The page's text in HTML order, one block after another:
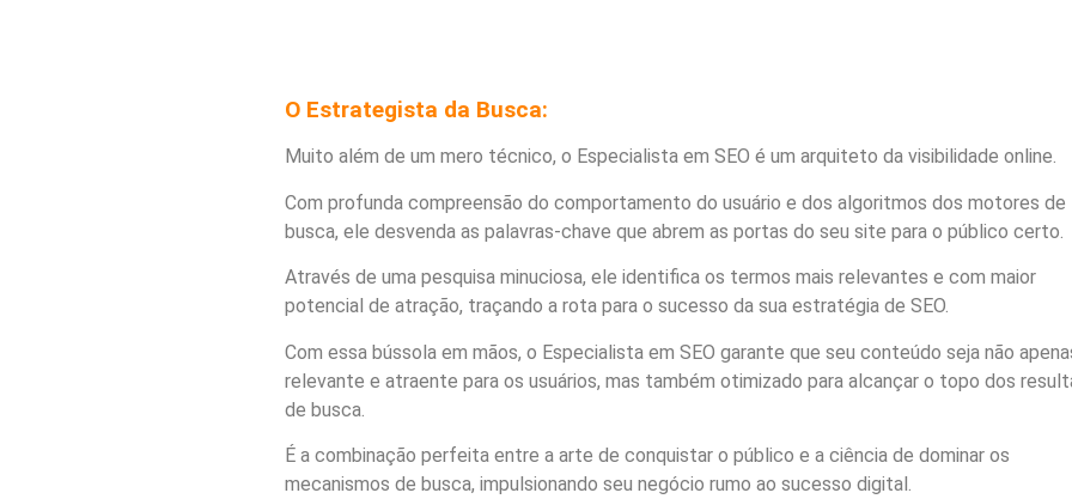
O Estrategista da Busca:
Muito além de um mero técnico, o Especialista em SEO é um arquiteto da visibilidade online.
Com profunda compreensão do comportamento do usuário e dos algoritmos dos motores de
busca, ele desvenda as palavras-chave que abrem as portas do seu site para o público certo.
Através de uma pesquisa minuciosa, ele identifica os termos mais relevantes e com maior
potencial de atração, traçando a rota para o sucesso da sua estratégia de SEO.
Com essa bússola em mãos, o Especialista em SEO garante que seu conteúdo seja não
relevante e atraente para os usuários, mas também otimizado para alcançar o topo dos
de busca.
É a combinação perfeita entre a arte de conquistar o público e a ciência de dominar os
mecanismos de busca, impulsionando seu negócio rumo ao sucesso digital.